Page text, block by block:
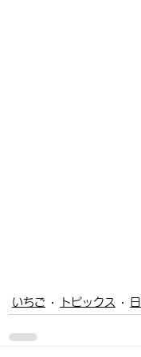
いちご トピックス